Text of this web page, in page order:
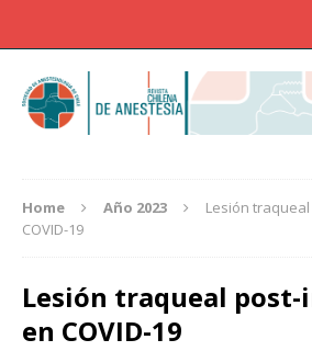
Home Año 2023
Lesión
COVID-19
Lesión traqueal
en COVID-19